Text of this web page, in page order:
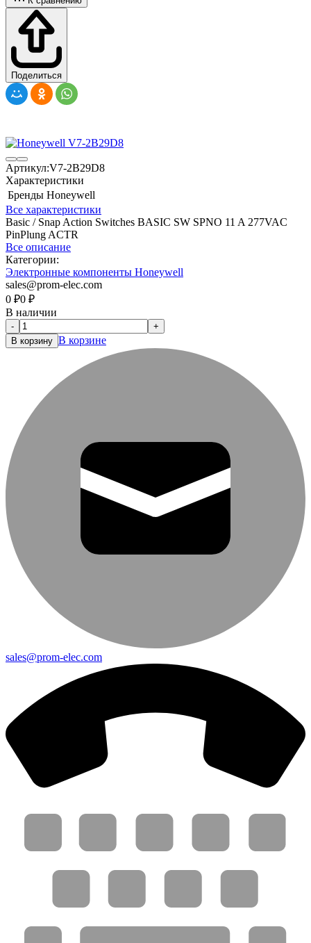
Поделиться
Артикул:V7-2B29D8
Характеристики
Бренды Honeywell
Все характеристики
Basic / Snap Action Switches BASIC SW SPNO 11 A 277VAC
PinPlung ACTR
Все описание
Категории:
Электронные компоненты Honeywell
sales@prom-elec.com
0 ₽0 ₽
В наличии
-
+
В корзину В корзине
sales@prom-elec.com